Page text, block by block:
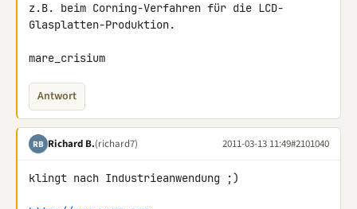
z.B. beim Corning-Verfahren für die LCD-
Glasplatten-Produktion.
mare_crisium
Antwort
RB Richard B.(richard7) 2011-03-13 11:49#2101040
klingt nach Industrieanwendung ;)